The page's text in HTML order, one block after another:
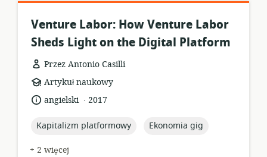
Venture Labor: How Venture Labor
Sheds Light on the Digital Platform
Przez Antonio Casilli
format
zasobów:
Artykuł naukowy
język:angielski .
data2017
topic:
Kapitalizm platformowy topic:
Ekonomia gig
+ 2 więcej